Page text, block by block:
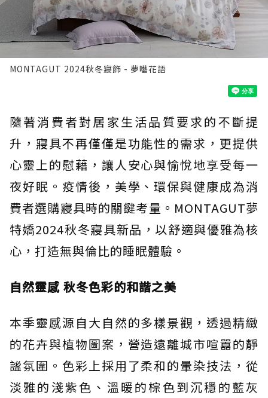
MONTAGUT 2024秋冬寢飾 - 夢囈花語
隨著消費者對居家生活品質要求的不斷提
升，寢具不再僅僅是功能性的需求，更提供
心靈上的慰藉，讓人安心與愉悅地享受每一
夜好眠。疫情後，美學、環保與健康成為消
費者選購寢具時的關鍵考量。MONTAGUT夢
特嬌2024秋冬寢具新品，以舒適與優雅為核
心，打造無與倫比的睡眠體驗。
自然靈感 秋冬色彩的和諧之美
本季靈感源自大自然的多樣景觀，透過精緻
的花卉與植物圖案，營造遠離城市喧囂的靜
謐氛圍。色彩上採用了柔和的暈染技法，從
淡雅的淺紫色、溫暖的棕色到沉穩的藍灰